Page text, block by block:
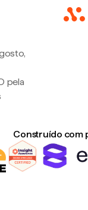
pela
Construído com